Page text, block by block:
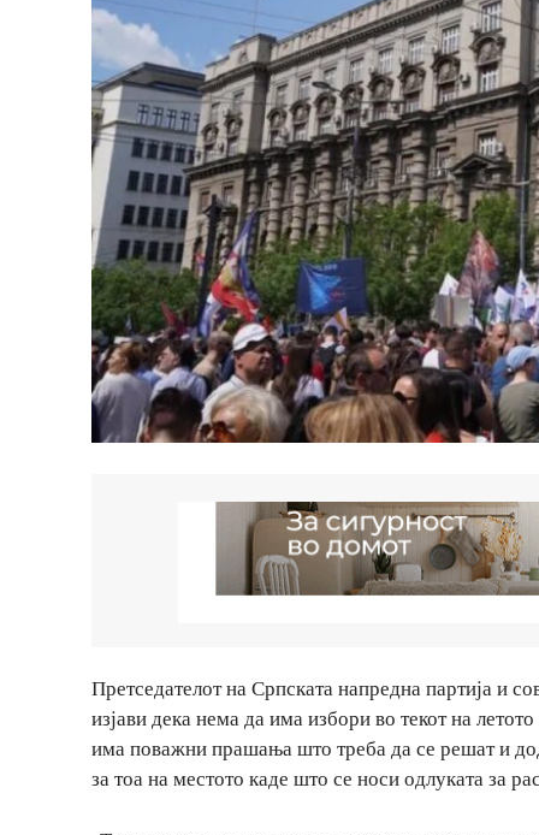
Претседателот на Српската напредна партија и
изјави дека нема да има избори во текот на
има поважни прашања што треба да се решат и
за тоа на местото каде што се носи одлуката за